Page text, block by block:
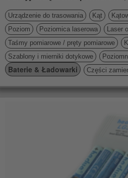
Urządzenie do trasowania Kąt
Poziom
Poziomica laserowa Laser
Taśmy pomiarowe / pręty pomiarowe
Szablony i mierniki dotykowe
Baterie & Ładowarki Części